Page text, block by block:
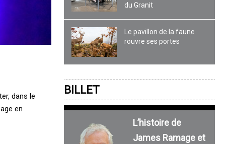
dans le
en
du Granit
Le pavillon de la faune
rouvre ses portes
BILLET
L’histoire de
James Ramage et